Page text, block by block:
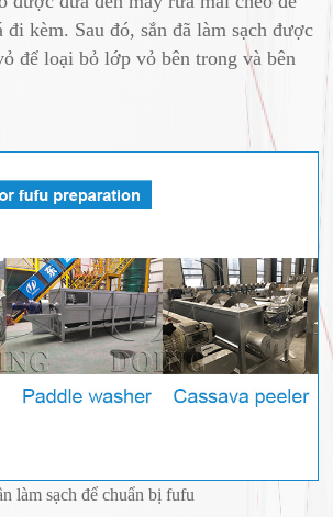
đi kèm. Sau đó, sắn đã làm sạch được
để loại bỏ lớp vỏ bên trong và bên
làm sạch để chuẩn bị fufu